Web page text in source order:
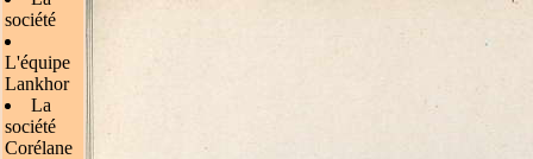
société
L'équipe
Lankhor
La
société
Corélane